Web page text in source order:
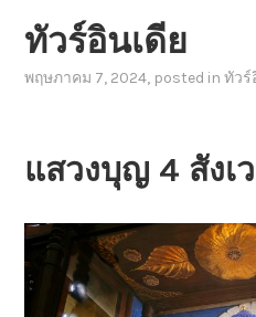
ทัวร์อินเดีย
พฤษภาคม 7, 2024, posted inทัวร์
แสวงบุญ 4 สังเ